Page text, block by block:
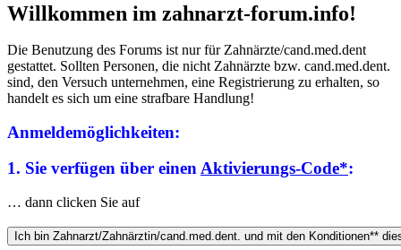
Willkommen im zahnarzt-forum.info!
Die Benutzung des Forums ist nur für Zahnärzte/cand.med.dent
gestattet. Sollten Personen, die nicht Zahnärzte bzw. cand.med.dent.
sind, den Versuch unternehmen, eine Registrierung zu erhalten, so
handelt es sich um eine strafbare Handlung!
Anmeldemöglichkeiten:
1. Sie verfügen über einen Aktivierungs-Code*:
… dann clicken Sie auf